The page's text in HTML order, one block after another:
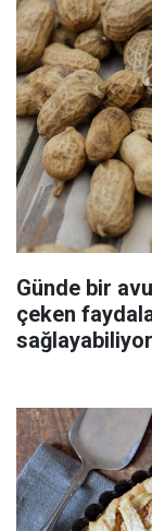
Günde bir
çeken
sağlayabiliyor